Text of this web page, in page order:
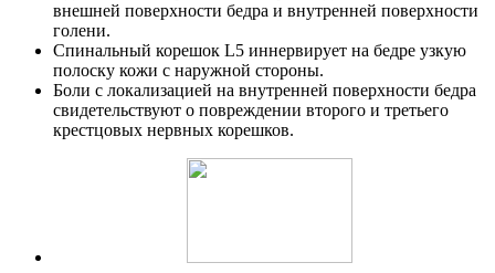
внешней поверхности бедра и внутренней поверхности
голени.
Спинальный корешок L5 иннервирует на бедре узкую
полоску кожи с наружной стороны.
Боли с локализацией на внутренней поверхности бедра
свидетельствуют о повреждении второго и третьего
крестцовых нервных корешков.